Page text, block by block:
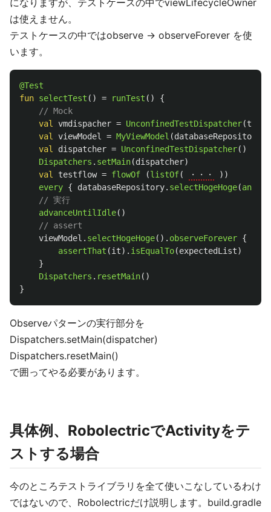
になりますが、テストケースの中でviewLifecycleOwner
は使えません。
テストケースの中ではobserve → observeForever を使
います。
@Test
fun selectTest () = runTest ()
{
// Mock
val
vmdispacher = UnconfinedTestDispatcher(
val
viewModel = MyViewModel (databaseRepository
val
dispatcher = UnconfinedTestDispatcher()
Dispatchers . setMain(dispatcher)
val
testflow = flowOf (listOf( ・・・
))
every { databaseRepository. selectHogeHoge(any
// 実行
advanceUntilIdle()
// assert
viewModel . selectHogeHoge(). observeForever {
assertThat (it). isEqualTo(expectedList)
}
Dispatchers . resetMain()
}
Observeパターンの実行部分を
Dispatchers.setMain(dispatcher)
Dispatchers.resetMain()
で囲ってやる必要があります。
具体例、RobolectricでActivityをテ
ストする場合
今のところテストライブラリを全て使いこなしているわけ
ではないので、Robolectricだけ説明します。build.gradle